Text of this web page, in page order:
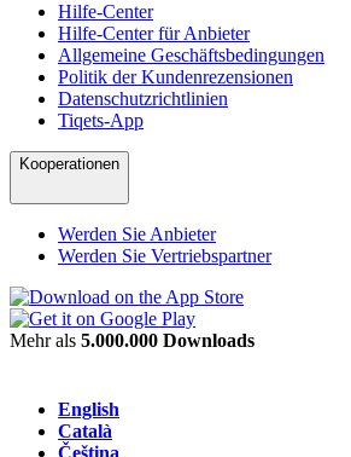
Hilfe-Center
Hilfe-Center für Anbieter
Allgemeine Geschäftsbedingungen
Politik der Kundenrezensionen
Datenschutzrichtlinien
Tiqets-App
Kooperationen
Werden Sie Anbieter
Werden Sie Vertriebspartner
Mehr als 5.000.000 Downloads
English
Català